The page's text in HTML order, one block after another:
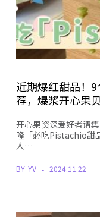
近期爆红甜品！
荐，爆浆开心果
开心果资深爱好者请
隆「必吃Pistachio甜
人…
BY YV 2024.11.22